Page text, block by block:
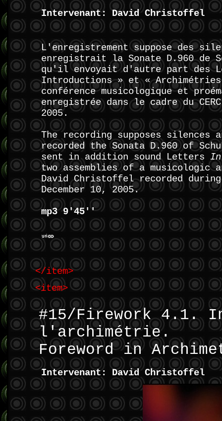
Intervenant: David Christoffel
L'enregistrement suppose des
enregistrait la Sonate D.960 de
qu'il envoyait d'autre part des
Introductions » et « Archimétries
conférence musicologique et
enregistrée dans le cadre du
2005.
The recording supposes silences
recorded the Sonata D.960 of
sent in addition sound Letters
two assemblies of a musicologic
David Christoffel recorded
December 10, 2005.
mp3 9'45''
</item>
<item>
#15/Firework 4.1.
l'archimétrie.
Foreword in
Intervenant: David Christoffel